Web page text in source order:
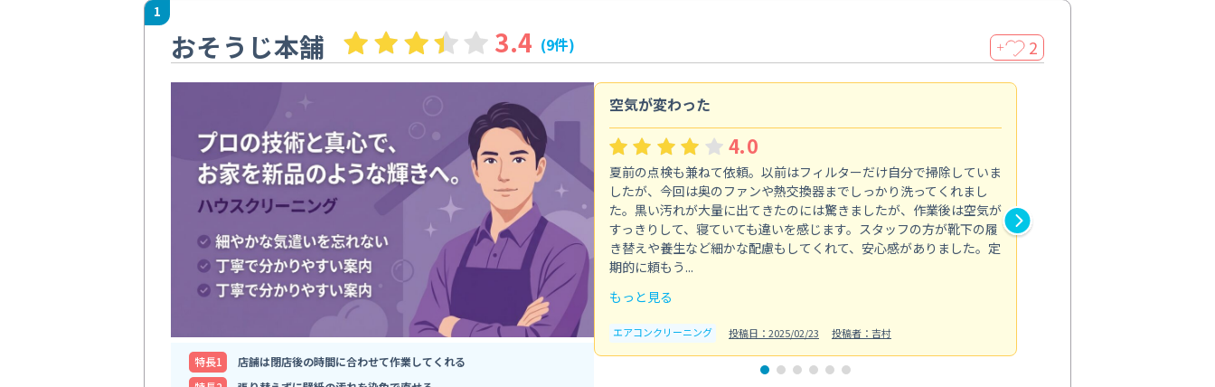
1
おそうじ本舗 3.4 (9件) ＋ 2
特⻑1
店舗は閉店後の時間に合わせて作業してくれる
空気が変わった
4.0
夏前の点検も兼ねて依頼。以前はフィルターだけ自分で掃除していま
したが、今回は奥のファンや熱交換器までしっかり洗ってくれまし
た。黒い汚れが大量に出てきたのには驚きましたが、作業後は空気が
すっきりして、寝ていても違いを感じます。スタッフの方が靴下の履
き替えや養生など細かな配慮もしてくれて、安心感がありました。定
期的に頼もう...
もっと見る
エアコンクリーニング 投稿日：2025/02/23 投稿者：吉村